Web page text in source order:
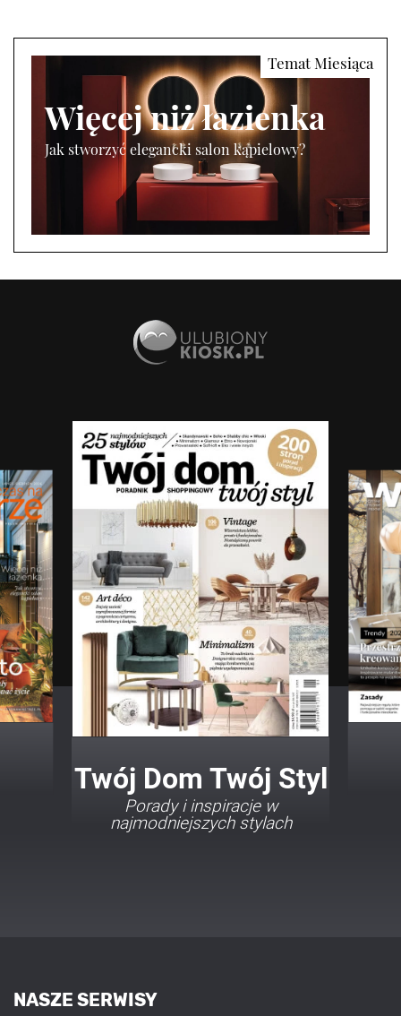
Więcej niż łazienka
Jak stworzyć elegancki salon kąpielowy?
Twój Dom Twój Styl
Porady i inspiracje w
najmodniejszych stylach
NASZE SERWISY